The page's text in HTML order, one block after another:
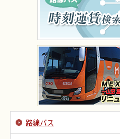
路線バス